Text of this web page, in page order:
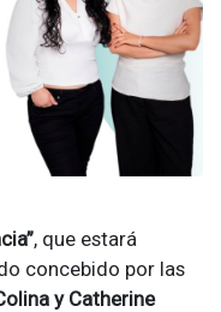
, que estará
concebido por las
y Catherine